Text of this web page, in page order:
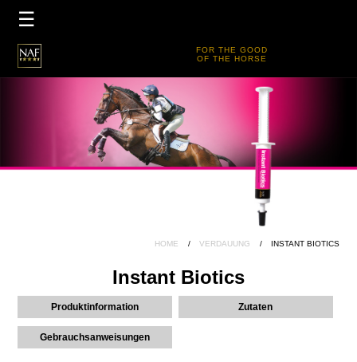
PRODUKTE
PRODUKTLEITFADEN
TEAM DE
FIVE STAR CLUB
☰
FOR THE GOOD
OF THE HORSE
HOME VERDAUUNG INSTANT BIOTICS
Instant Biotics
Produktinformation Zutaten
Gebrauchsanweisungen